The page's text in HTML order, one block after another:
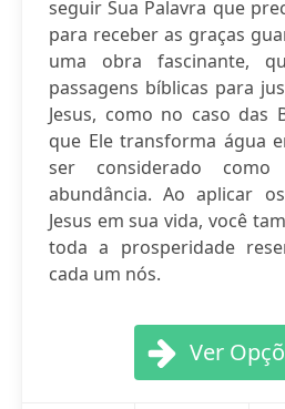
seguir Sua Palavra que
para receber as graças
uma obra fascinante,
passagens bíblicas para
Jesus, como no caso das
que Ele transforma água
ser considerado
abundância. Ao aplicar
Jesus em sua vida, você
toda a prosperidade
cada um nós.
Ver